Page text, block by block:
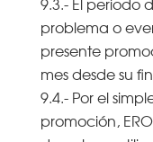
problema o
presente
mes desde su
9.4.- Por el
promoción,